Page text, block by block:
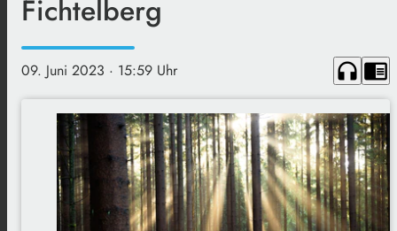
Fichtelberg
09. Juni 2023 · 15:59 Uhr headphones chrome_reader_mode